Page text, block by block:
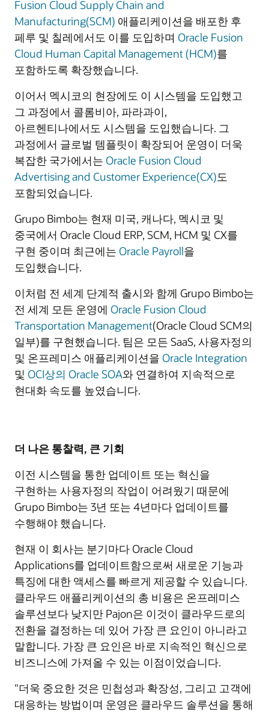
Fusion Cloud Supply Chain and
Manufacturing(SCM) 애플리케이션을 배포한 후
페루 및 칠레에서도 이를 도입하며 Oracle Fusion
Cloud Human Capital Management (HCM)를
포함하도록 확장했습니다.
이어서 멕시코의 현장에도 이 시스템을 도입했고
그 과정에서 콜롬비아, 파라과이,
아르헨티나에서도 시스템을 도입했습니다. 그
과정에서 글로벌 템플릿이 확장되어 운영이 더욱
복잡한 국가에서는 Oracle Fusion Cloud
Advertising and Customer Experience(CX)도
포함되었습니다.
Grupo Bimbo는 현재 미국, 캐나다, 멕시코 및
중국에서 Oracle Cloud ERP, SCM, HCM 및 CX를
구현 중이며 최근에는 Oracle Payroll을
도입했습니다.
이처럼 전 세계 단계적 출시와 함께 Grupo Bimbo는
전 세계 모든 운영에 Oracle Fusion Cloud
Transportation Management(Oracle Cloud SCM의
일부)를 구현했습니다. 팀은 모든 SaaS, 사용자정의
및 온프레미스 애플리케이션을 Oracle Integration
및 OCI상의 Oracle SOA와 연결하여 지속적으로
현대화 속도를 높였습니다.
더 나은 통찰력, 큰 기회
이전 시스템을 통한 업데이트 또는 혁신을
구현하는 사용자정의 작업이 어려웠기 때문에
Grupo Bimbo는 3년 또는 4년마다 업데이트를
수행해야 했습니다.
현재 이 회사는 분기마다 Oracle Cloud
Applications를 업데이트함으로써 새로운 기능과
특징에 대한 액세스를 빠르게 제공할 수 있습니다.
클라우드 애플리케이션의 총 비용은 온프레미스
솔루션보다 낮지만 Pajon은 이것이 클라우드로의
전환을 결정하는 데 있어 가장 큰 요인이 아니라고
말합니다. 가장 큰 요인은 바로 지속적인 혁신으로
비즈니스에 가져올 수 있는 이점이었습니다.
"더욱 중요한 것은 민첩성과 확장성, 그리고 고객에
대응하는 방법이며 운영은 클라우드 솔루션을 통해